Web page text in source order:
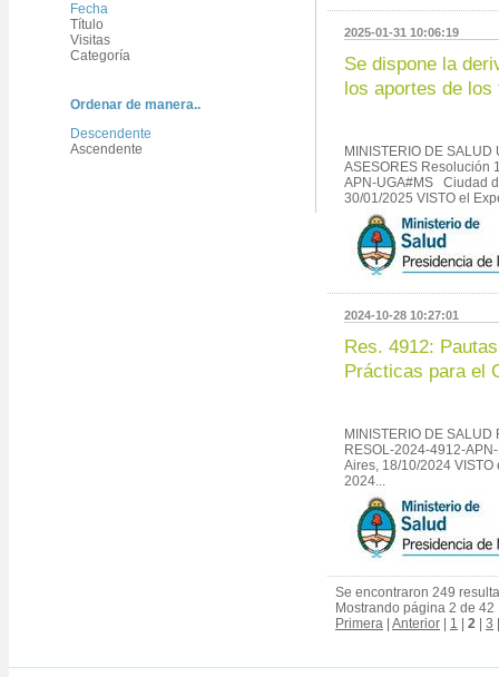
Fecha
Título
Visitas
Categoría
Ordenar de manera..
Descendente
Ascendente
2025-01-31 10:06:19
Se dispone la
los aportes de
MINISTERIO DE
ASESORES Resolución
APN-UGA#MS Ciudad
30/01/2025 VISTO el
2024-10-28 10:27:01
Res. 4912:
Prácticas para el
MINISTERIO DE
RESOL-2024-4912-
Aires, 18/10/2024 VISTO
2024...
Se encontraron 249
Mostrando página 2 de 42
Primera Anterior 1 2 3